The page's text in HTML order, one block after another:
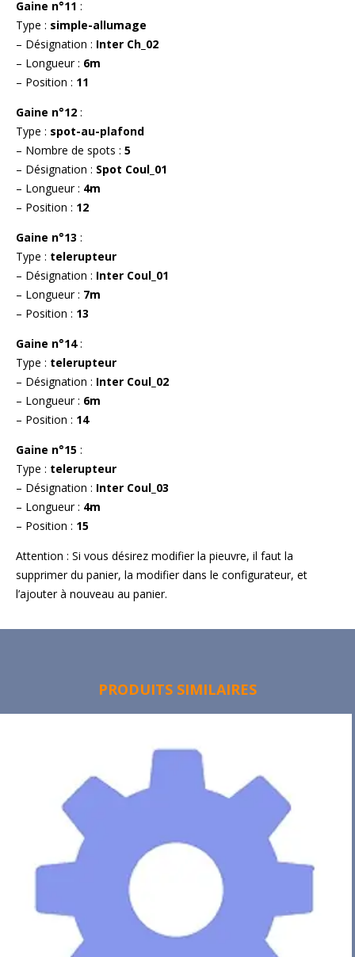
Gaine n°11 :
Type : simple-allumage
– Désignation : Inter Ch_02
– Longueur : 6m
– Position : 11
Gaine n°12 :
Type : spot-au-plafond
– Nombre de spots : 5
– Désignation : Spot Coul_01
– Longueur : 4m
– Position : 12
Gaine n°13 :
Type : telerupteur
– Désignation : Inter Coul_01
– Longueur : 7m
– Position : 13
Gaine n°14:
Type : telerupteur
– Désignation : Inter Coul_02
– Longueur : 6m
– Position : 14
Gaine n°15 :
Type : telerupteur
– Désignation : Inter Coul_03
– Longueur : 4m
– Position : 15
Attention : Si vous désirez modifier la pieuvre, il faut la
supprimer du panier, la modifier dans le configurateur, et
l’ajouter à nouveau au panier.
PRODUITS SIMILAIRES